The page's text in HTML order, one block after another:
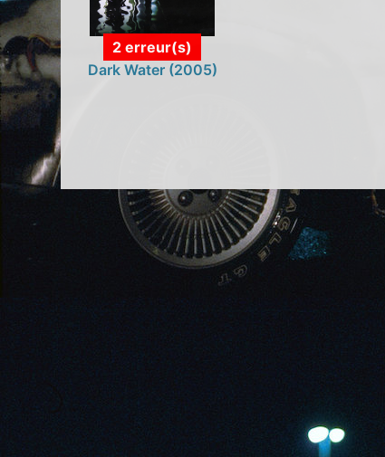
2 erreur(s)
Dark Water (2005)